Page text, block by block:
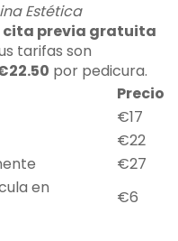
Estética
cita previa gratuita
tarifas son
por pedicura.
Precio
€17
€22
€27
en
€6